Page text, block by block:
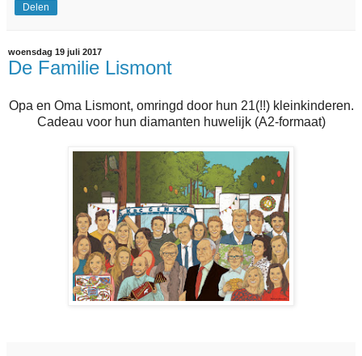
Delen
woensdag 19 juli 2017
De Familie Lismont
Opa en Oma Lismont, omringd door hun 21(!!) kleinkinderen.
Cadeau voor hun diamanten huwelijk (A2-formaat)